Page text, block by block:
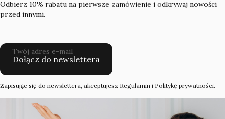
Odbierz 10% rabatu na pierwsze zamówienie i odkrywaj nowości
przed innymi.
Twój adres e-mail
Dołącz do newslettera
Zapisując się do newslettera, akceptujesz Regulamin i Politykę prywatności.